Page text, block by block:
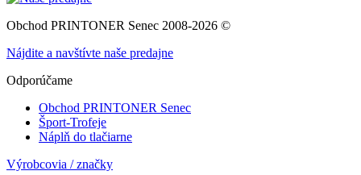
Obchod PRINTONER Senec 2008-2026 ©
Nájdite a navštívte naše predajne
Odporúčame
Obchod PRINTONER Senec
Šport-Trofeje
Náplň do tlačiarne
Výrobcovia / značky